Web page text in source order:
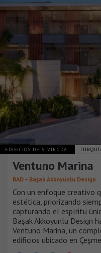
EDIFICIOS DE VIVIENDA
Ventuno Marina
BAD – Başak Akkoyunlu Design
Con un enfoque creativo
estética, priorizando
capturando el espíritu
Başak Akkoyunlu Design
Ventuno Marina, un
edificios ubicado en